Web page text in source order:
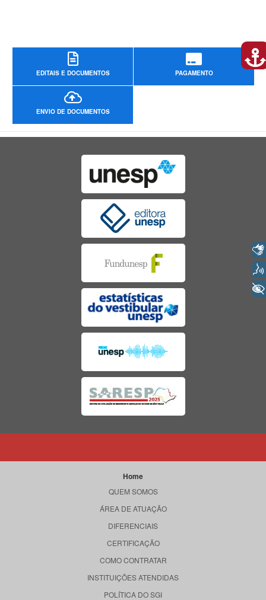
EDITAIS E DOCUMENTOS PAGAMENTO
ENVIO DE DOCUMENTOS
Home
QUEM SOMOS
ÁREA DE ATUAÇÃO
DIFERENCIAIS
CERTIFICAÇÃO
COMO CONTRATAR
INSTITUIÇÕES ATENDIDAS
POLÍTICA DO SGI
+ Acessibilidade